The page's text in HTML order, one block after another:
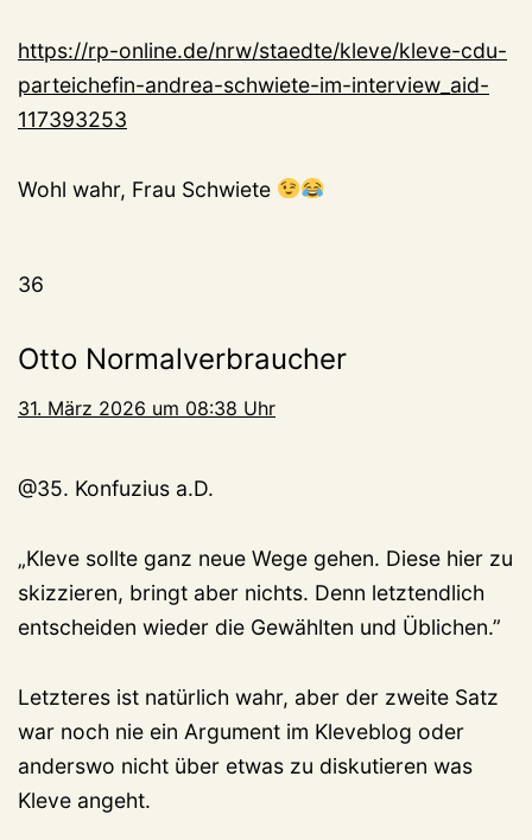
https://rp-online.de/nrw/staedte/kleve/kleve-cdu-
parteichefin-andrea-schwiete-im-interview_aid-
117393253
Wohl wahr, Frau Schwiete
36
Otto Normalverbraucher
31. März 2026 um 08:38 Uhr
@35. Konfuzius a.D.
„Kleve sollte ganz neue Wege gehen. Diese hier zu
skizzieren, bringt aber nichts. Denn letztendlich
entscheiden wieder die Gewählten und Üblichen.”
Letzteres ist natürlich wahr, aber der zweite Satz
war noch nie ein Argument im Kleveblog oder
anderswo nicht über etwas zu diskutieren was
Kleve angeht.